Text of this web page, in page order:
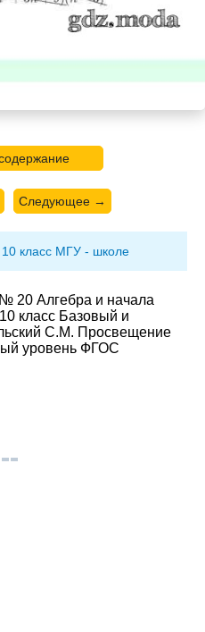
Следующее →
10 класс МГУ - школе
20 Алгебра и начала
класс Базовый и
С.М. Просвещение
уровень ФГОС